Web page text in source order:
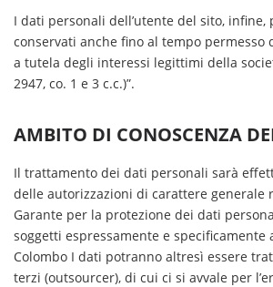
I dati personali dell’utente del sito, infine,
conservati anche fino al tempo permesso
a tutela degli interessi legittimi della
2947, co. 1 e 3 c.c.)”.
AMBITO DI CONOSCENZA
Il trattamento dei dati personali sarà
delle autorizzazioni di carattere generale
Garante per la protezione dei dati
soggetti espressamente e specificamente
Colombo I dati potranno altresì essere
terzi (outsourcer), di cui ci si avvale per